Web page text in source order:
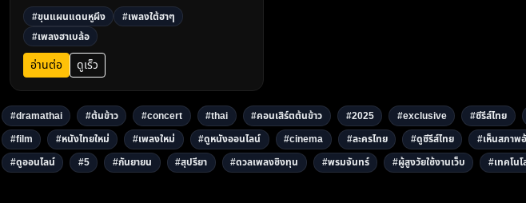
เนื้อเพลงจิกกัดเบา ๆ แต่แสบถึงใจ ฟังแล้วฮาแน่!3
#ขุนแผนแดนหูผึง
#เพลงใต้ฮาๆ
#เพลงฮาเบล้อ
อ่านต่อ ดูเร็ว
#dramathai #ต้นข้าว #concert #thai #คอนเสิร์ตต้นข้าว #2025 #exclusive #ซีรีส์ไทย
#film
#หนังไทยใหม่ #เพลงใหม่ #ดูหนังออนไลน์ #cinema #ละครไทย #ดูซีรีส์ไทย #เห็นสภาพ
#ดูออนไลน์
#5 #กันยายน #สุปรียา #ดวลเพลงชิงทุน #พรมจันทร์ #ผู้สูงวัยใช้งานเว็บ #เทคโน